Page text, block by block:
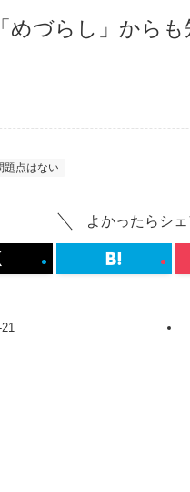
めづらし」からも
点はない
よかったらシェ